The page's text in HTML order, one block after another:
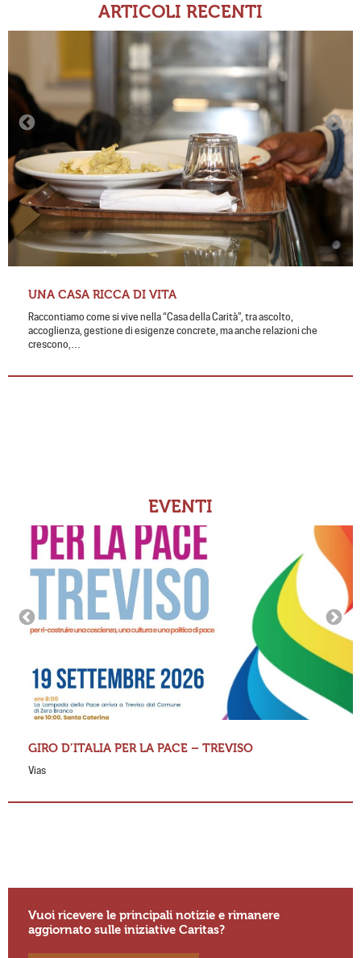
ARTICOLI RECENTI
UNA CASA RICCA DI VITA
Raccontiamo come si vive nella “Casa della Carità”, tra ascolto,
accoglienza, gestione di esigenze concrete, ma anche relazioni che
crescono,…
EVENTI
GIRO D’ITALIA PER LA PACE – TREVISO
Vias
Vuoi ricevere le principali notizie e rimanere
aggiornato sulle iniziative Caritas?